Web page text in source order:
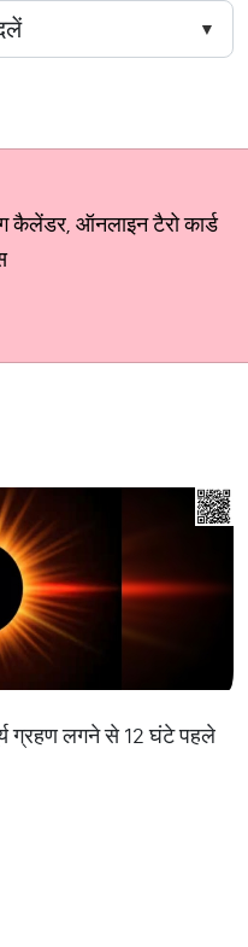
कैलेंडर, ऑनलाइन टैरो कार्ड
ग्रहण लगने से 12 घंटे पहले